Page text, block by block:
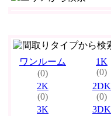
ワンルーム
(0)
1K
(0)
2K
(0)
2DK
(0)
3K
3DK